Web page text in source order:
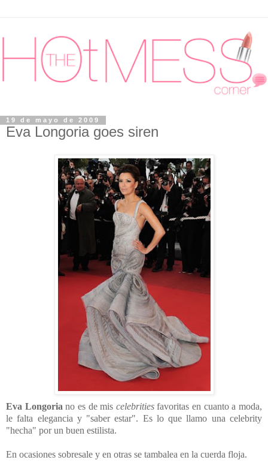
19 de mayo de 2009
Eva Longoria goes siren
Eva Longoria no es de mis celebritiesfavoritas en cuanto a moda,
le falta elegancia y "saber estar". Es lo que llamo una celebrity
"hecha" por un buen estilista.
En ocasiones sobresale y en otras se tambalea en la cuerda floja.